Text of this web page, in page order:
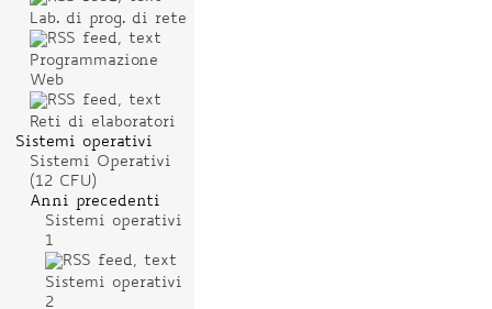
Lab. di prog. di rete
Programmazione
Web
Reti di elaboratori
Sistemi operativi
Sistemi Operativi
(12 CFU)
Anni precedenti
Sistemi operativi
1
Sistemi operativi
2